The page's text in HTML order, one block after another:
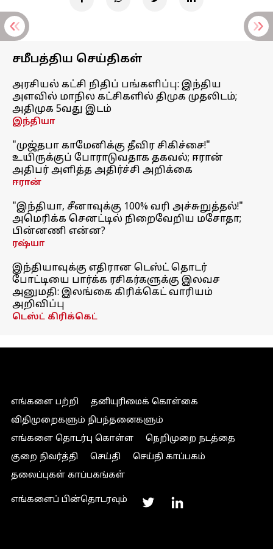
சமீபத்திய செய்திகள்
அரசியல் கட்சி நிதிப் பங்களிப்பு: இந்திய
அளவில் மாநில கட்சிகளில் திமுக முதலிடம்;
அதிமுக 5வது இடம்
இந்தியா
"முஜ்தபா காமேனிக்கு தீவிர சிகிச்சை!"
உயிருக்குப் போராடுவதாக தகவல்; ஈரான்
அதிபர் அளித்த அதிர்ச்சி அறிக்கை
ஈரான்
"இந்தியா, சீனாவுக்கு 100% வரி அச்சுறுத்தல்!"
அமெரிக்க செனட்டில் நிறைவேறிய மசோதா;
பின்னணி என்ன?
ரஷ்யா
இந்தியாவுக்கு எதிரான டெஸ்ட் தொடர்
போட்டியை பார்க்க ரசிகர்களுக்கு இலவச
அனுமதி: இலங்கை கிரிக்கெட் வாரியம்
அறிவிப்பு
டெஸ்ட் கிரிக்கெட்
எங்களை பற்றி
தனியுரிமைக் கொள்கை
விதிமுறைகளும் நிபந்தனைகளும்
எங்களை தொடர்பு கொள்ள
நெறிமுறை நடத்தை
குறை நிவர்த்தி
செய்தி
செய்தி காப்பகம்
தலைப்புகள் காப்பகங்கள்
எங்களைப் பின்தொடரவும்